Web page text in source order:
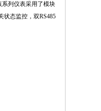
列仪表采用了模块
状态监控，双RS485